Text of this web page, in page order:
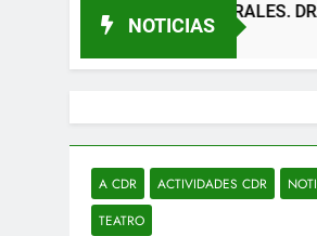
NOTICIAS
TEATRALES. DRAMATURGIAS
A CDR ACTIVIDADES CDR
TEATRO